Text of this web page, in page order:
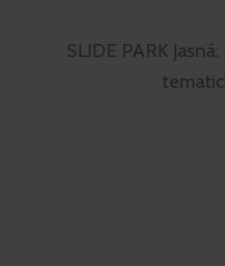
SLIDE PARK